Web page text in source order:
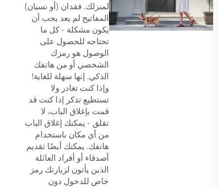
لمنزلك. فقدان (أو نسيان)
المفاتيح لم يعد يجب أن
يكون مشكلة - كل ما
تحتاجه للحصول على
الوصول هو رمزك
الشخصي أو من هاتفك
الذكي. إنها سهلة للغاية!
وإذا كنت تغادر ولا
تستطيع تذكر إذا كنت قد
قمت بإغلاق الباب، لا
تقلق - يمكنك إغلاق الباب
من أي مكان باستخدام
هاتفك. يمكنك أيضًا تقديم
أصدقاء أو أفراد العائلة
الذين يأتون لزيارتك رمز
خاص للدخول دون